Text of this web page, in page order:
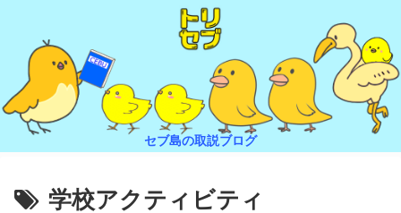
セブ島の取説ブログ
学校アクティビティ